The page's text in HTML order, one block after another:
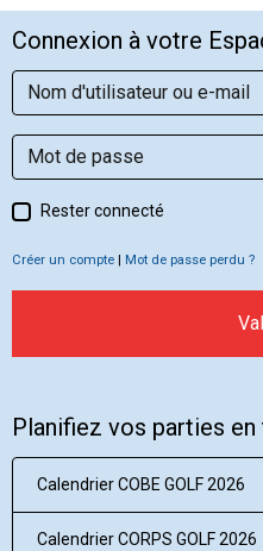
Connexion à votre
Rester connecté
Créer un compte | Mot de passe perdu ?
Planifiez vos parties
Calendrier COBE GOLF 2026
Calendrier CORPS GOLF 2026